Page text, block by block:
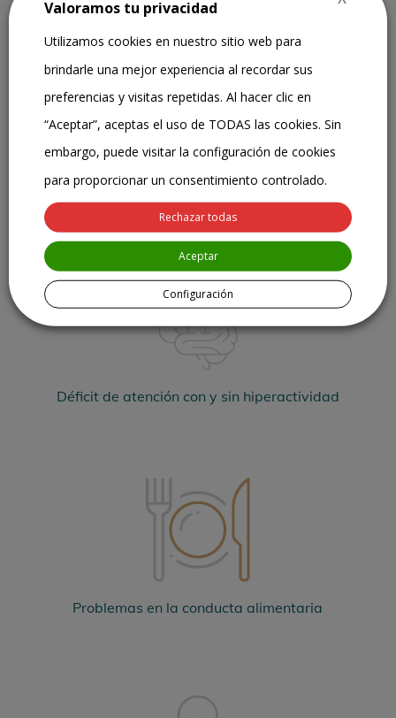
Problemas en las relaciones sociales
Problemas de rendimiento escolar
Déficit de atención con y sin hiperactividad
Problemas en la conducta alimentaria
Valoramos tu privacidad
Utilizamos cookies en nuestro sitio web para
brindarle una mejor experiencia al recordar sus
preferencias y visitas repetidas. Al hacer clic en
“Aceptar”, aceptas el uso de TODAS las cookies. Sin
embargo, puede visitar la configuración de cookies
para proporcionar un consentimiento controlado.
Rechazar todas
Aceptar
Configuración